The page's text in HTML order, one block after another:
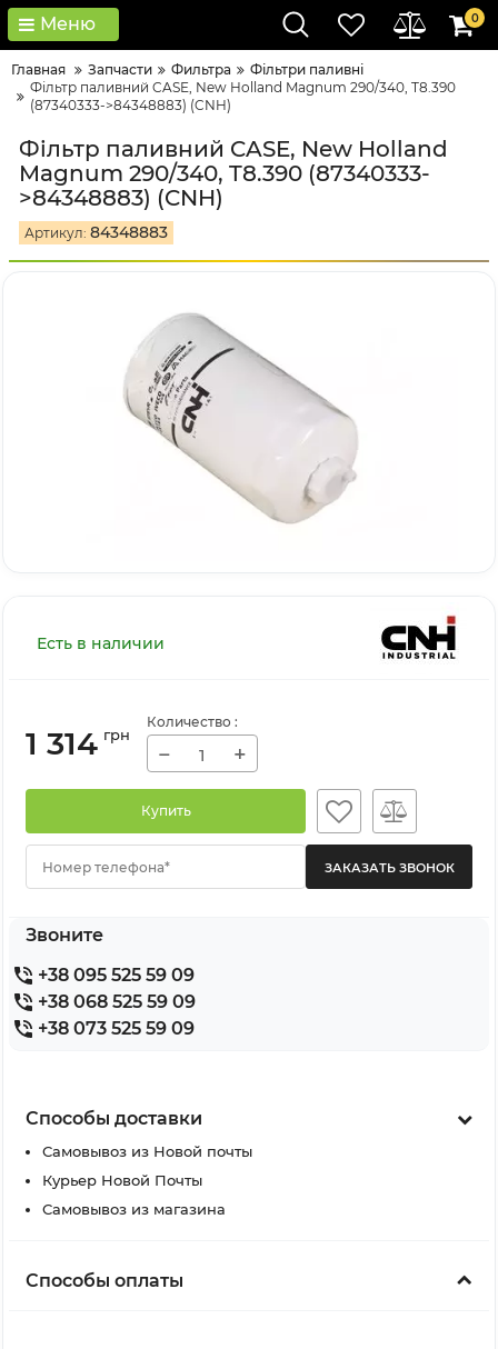
Меню 0
Главная Запчасти Фильтра
Фільтри паливні
Фільтр паливний CASE, New Holland Magnum 290/340, T8.390
(87340333->84348883) (CNH)
Фільтр паливний CASE, New Holland
Magnum 290/340, T8.390 (87340333-
>84348883) (CNH)
Артикул: 84348883
Есть в наличии
1 314 грн
Количество :
− +
Купить
Номер телефона*
Звоните
+38 095 525 59 09
+38 068 525 59 09
+38 073 525 59 09
Способы доставки
Самовывоз из Новой почты
Курьер Новой Почты
Самовывоз из магазина
Способы оплаты